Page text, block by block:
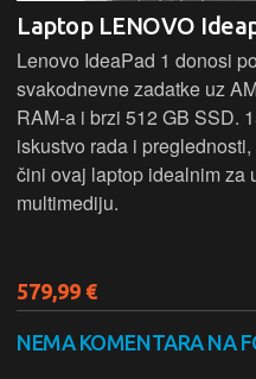
Laptop LENOVO
Lenovo IdeaPad 1 donosi
svakodnevne zadatke uz
RAM-a i brzi 512 GB SSD.
iskustvo rada i
čini ovaj laptop idealnim za
multimediju.
579,99 €
NEMA KOMENTARA NA